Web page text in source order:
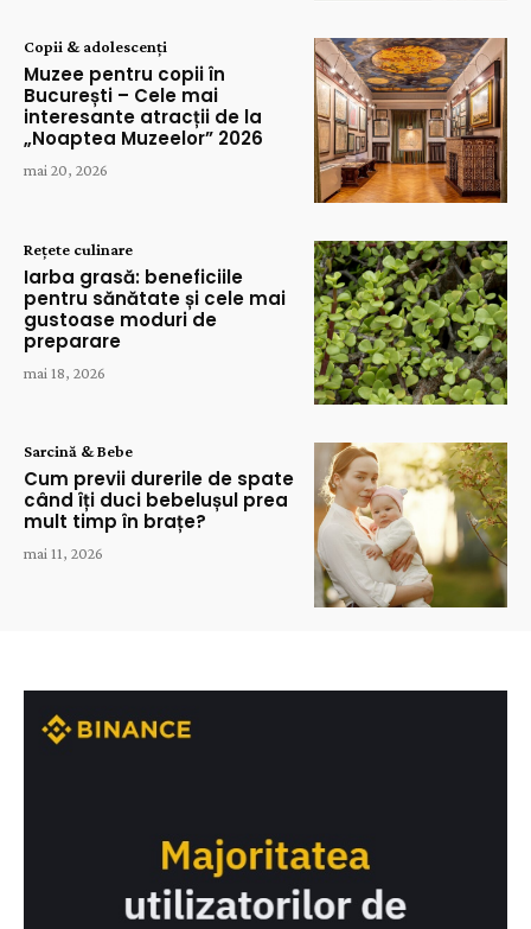
Copii & adolescenți
Muzee pentru copii în
București – Cele mai
interesante atracții de la
„Noaptea Muzeelor” 2026
mai 20, 2026
Rețete culinare
Iarba grasă: beneficiile
pentru sănătate și cele mai
gustoase moduri de
preparare
mai 18, 2026
Sarcină & Bebe
Cum previi durerile de spate
când îți duci bebelușul prea
mult timp în brațe?
mai 11, 2026